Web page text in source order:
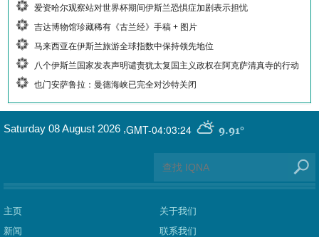
爱资哈尔观察站对世界杯期间伊斯兰恐惧症加剧表示担忧
吉达博物馆珍藏稀有《古兰经》手稿 + 图片
马来西亚在伊斯兰旅游全球指数中保持领先地位
八个伊斯兰国家发表声明谴责犹太复国主义政权在阿克萨清真寺的行动
也门安萨鲁拉：曼德海峡已完全对沙特关闭
GMT-04:03:24 9.91°
Saturday 08 August 2026 ,
主页
新闻
关于我们
联系我们